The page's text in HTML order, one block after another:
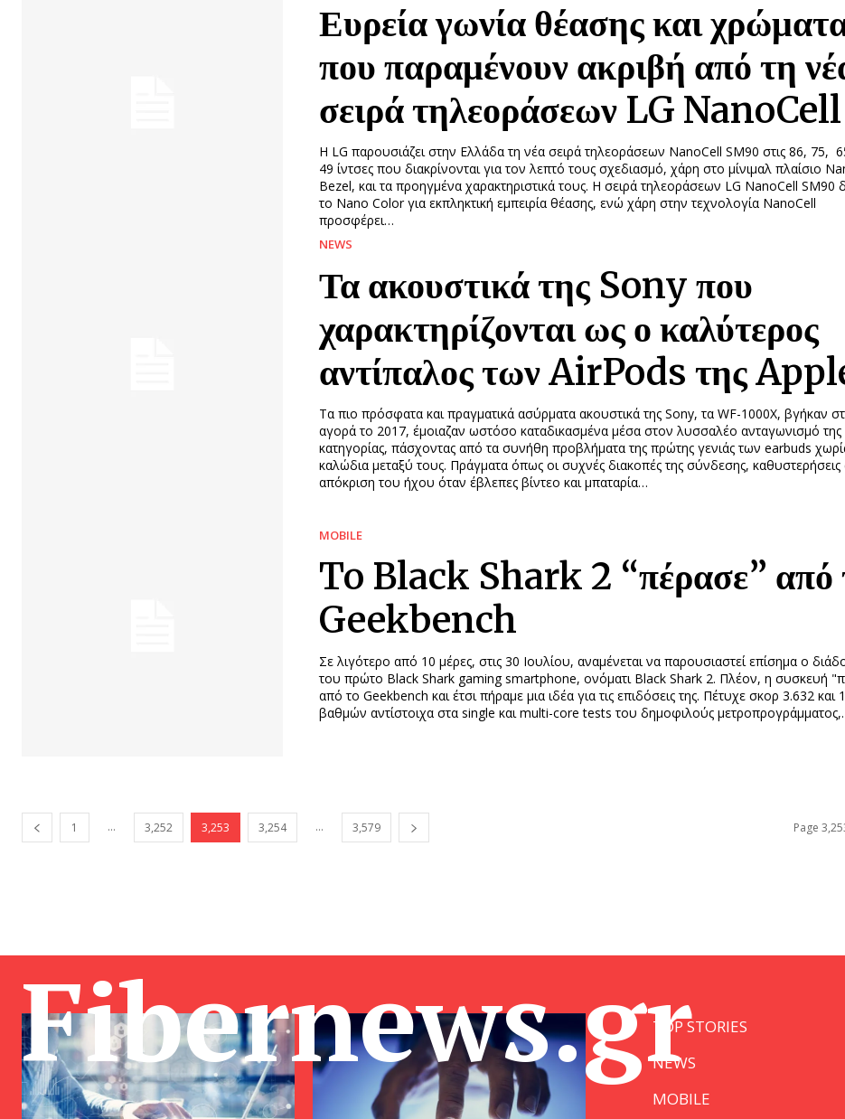
Ευρεία γωνία θέασης και
που παραμένουν ακριβή από τη
σειρά τηλεοράσεων LG NanoCell
Η LG παρουσιάζει στην Ελλάδα τη νέα σειρά τηλεοράσεων NanoCell SM90 στις 86, 75,
49 ίντσες που διακρίνονται για τον λεπτό τους σχεδιασμό, χάρη στο μίνιμαλ πλαίσιο
Bezel, και τα προηγμένα χαρακτηριστικά τους. Η σειρά τηλεοράσεων LG NanoCell SM90
το Nano Color για εκπληκτική εμπειρία θέασης, ενώ χάρη στην τεχνολογία NanoCell
προσφέρει…
NEWS
Τα ακουστικά της Sony που
χαρακτηρίζονται ως ο καλύτερος
αντίπαλος των AirPods της
Τα πιο πρόσφατα και πραγματικά ασύρματα ακουστικά της Sony, τα WF-1000X, βγήκαν
αγορά το 2017, έμοιαζαν ωστόσο καταδικασμένα μέσα στον λυσσαλέο ανταγωνισμό της
κατηγορίας, πάσχοντας από τα συνήθη προβλήματα της πρώτης γενιάς των earbuds
καλώδια μεταξύ τους. Πράγματα όπως οι συχνές διακοπές της σύνδεσης, καθυστερήσεις
απόκριση του ήχου όταν έβλεπες βίντεο και μπαταρία…
MOBILE
To Black Shark 2 “πέρασε” από
Geekbench
Σε λιγότερο από 10 μέρες, στις 30 Ιουλίου, αναμένεται να παρουσιαστεί επίσημα ο
του πρώτο Black Shark gaming smartphone, ονόματι Black Shark 2. Πλέον, η συσκευή
από το Geekbench και έτσι πήραμε μια ιδέα για τις επιδόσεις της. Πέτυχε σκορ 3.632 και
βαθμών αντίστοιχα στα single και multi-core tests του δημοφιλούς
1 ... 3,252 3,253 3,254 ... 3,579 Page
Fibernews.grTOP STORIES
NEWS
MOBILE